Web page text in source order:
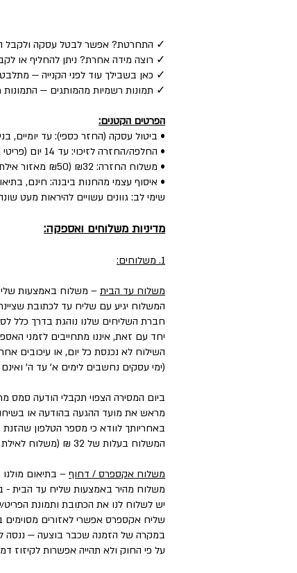
✓ התחרטת? אפשר לבטל עסקה ולקבל החזר כספי
✓ רוצה מידה אחרת? ניתן להחליף או לקבל
✓ כאן בשבילך עוד לפני הקנייה —
✓ תמונות רשמיות מהמותגים —
הפרטים הקטנים:
• ביטול עסקה (החזר כספי): עד יומיים, בניכוי 5% לפי
• החלפה/החזרה לזיכוי: עד 14 יום (פריטי SALE: עד יומיים) — הפריט חדש, עם התווית, ללא שימוש.
• משלוח החזרה: ₪32 (₪50 מאזור אילת) · החלפה: ₪60 (כולל איסוף + משלוח חדש).
• איסוף עצמי מהחנות ביבנה: חינם,
שימי לב: גוונים עשויים להיראות מעט
מדיניות משלוחים ואספקה:
1. משלוחים:
משלוח עד הבית – משלוח באמצעות
המשלוח יגיע עם שליח עד לכתובת
חברת השליחים שלנו נוהגת בדרך כלל לספק את המשלוחים עד 3 ימי עסקים,
יחד עם זאת, איננו מתחייבים לזמני
השילוח לא נכנסת כל יום, או עיכובים
(ימי עסקים נחשבים לימים א' עד ה'
ביום המסירה הצפוי תקבלי הודעה
מראש את מועד ההגעה בהודעה או
באחריותך לוודא כי מספר הטלפון שהזנת
המשלוח בעלות של 32 ₪ (משלוח לאילת והסביבה בעלות של ₪50).
משלוח אקספרס / דחוף – בתיאום מולנו
משלוח מהיר באמצעות שליח עד הבית -
יש לשלוח לנו את הכתובת ותמונת
שליח אקספרס אפשרי לאזורים מסוימים בארץ, במחיר הנע בין ₪50 ל-
במקרה של הזמנה שכבר בוצעה — ננסה
על פי החוק ולא תהייה אפשרות לקיזוז